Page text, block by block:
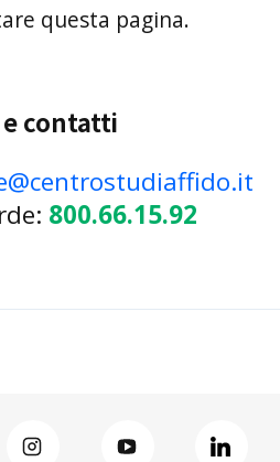
questa pagina.
contatti
800.66.15.92